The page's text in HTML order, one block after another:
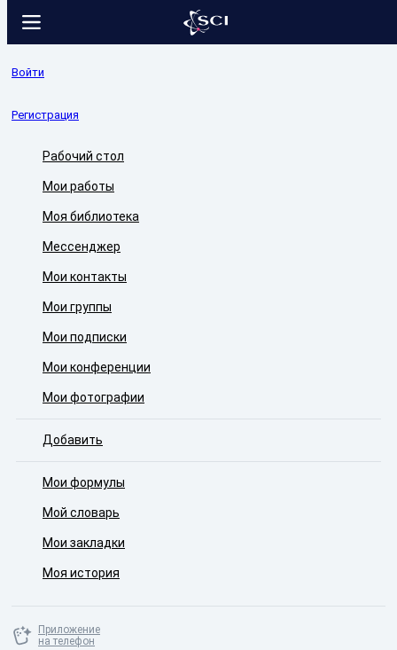
Войти
Регистрация
Рабочий стол
Мои работы
Моя библиотека
Мессенджер
Мои контакты
Мои группы
Мои подписки
Мои конференции
Мои фотографии
Добавить
Мои формулы
Мой словарь
Мои закладки
Моя история
Приложение
на телефон